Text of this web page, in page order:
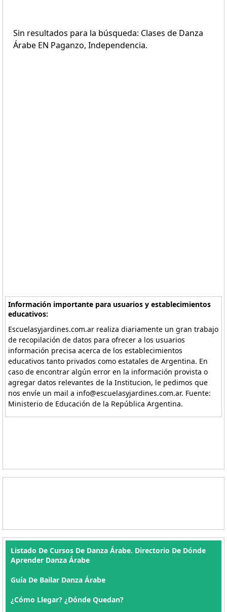
Sin resultados para la búsqueda: Clases de Danza
Árabe EN Paganzo, Independencia.
Información importante para usuarios y establecimientos
educativos:
Escuelasyjardines.com.ar realiza diariamente un gran trabajo
de recopilación de datos para ofrecer a los usuarios
información precisa acerca de los establecimientos
educativos tanto privados como estatales de Argentina. En
caso de encontrar algún error en la información provista o
agregar datos relevantes de la Institucion, le pedimos que
nos envíe un mail a info@escuelasyjardines.com.ar. Fuente:
Ministerio de Educación de la República Argentina.
Listado De Cursos De Danza Árabe. Directorio De Dónde
Aprender Danza Árabe
Guía De Bailar Danza Árabe
¿Cómo Llegar? ¿Dónde Quedan?